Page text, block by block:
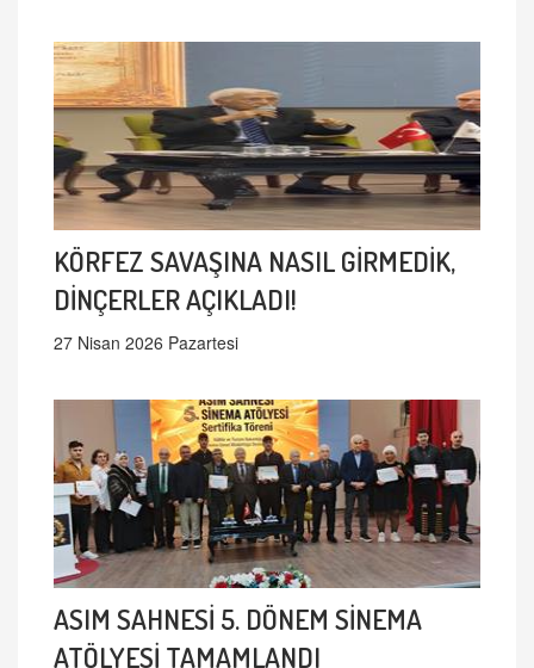
KÖRFEZ SAVAŞINA NASIL GİRMEDİK,
DİNÇERLER AÇIKLADI!
27 Nisan 2026 Pazartesi
ASIM SAHNESİ 5. DÖNEM SİNEMA
ATÖLYESİ TAMAMLANDI